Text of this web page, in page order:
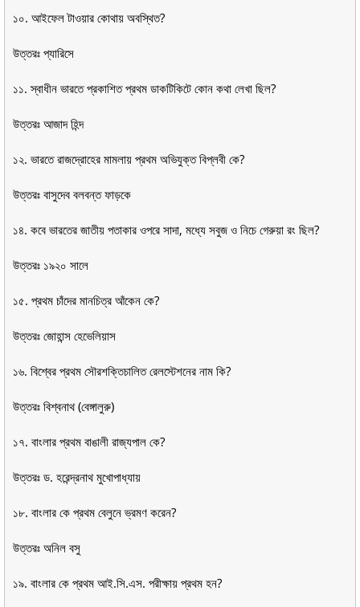
১০. আইফেল টাওয়ার কোথায় অবস্থিত?
উত্তরঃ প্যারিসে
১১. স্বাধীন ভারতে প্রকাশিত প্রথম ডাকটিকিটে কোন কথা লেখা ছিল?
উত্তরঃ আজাদ হিন্দ
১২. ভারতে রাজদ্রোহের মামলায় প্রথম অভিযুক্ত বিপ্লবী কে?
উত্তরঃ বাসুদেব বলবন্ত ফাড়কে
১৪. কবে ভারতের জাতীয় পতাকার ওপরে সাদা, মধ্যে সবুজ ও নিচে গেরুয়া রং ছিল?
উত্তরঃ ১৯২০ সালে
১৫. প্রথম চাঁদের মানচিত্র আঁকেন কে?
উত্তরঃ জোহান্স হেভেলিয়াস
১৬. বিশ্বের প্রথম সৌরশক্তিচালিত রেলস্টেশনের নাম কি?
উত্তরঃ বিশ্বনাথ (বেঙ্গালুরু)
১৭. বাংলার প্রথম বাঙালী রাজ্যপাল কে?
উত্তরঃ ড. হরেন্দ্রনাথ মুখোপাধ্যায়
১৮. বাংলার কে প্রথম বেলুনে ভ্রমণ করেন?
উত্তরঃ অনিল বসু
১৯. বাংলার কে প্রথম আই.সি.এস. পরীক্ষায় প্রথম হন?